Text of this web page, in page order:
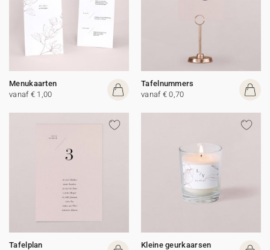
Menukaarten
vanaf € 1,00
Tafelnummers
vanaf € 0,70
Tafelplan
Kleine geurkaarsen